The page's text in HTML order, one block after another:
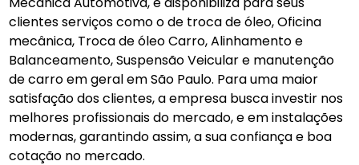
clientes serviços como o de troca de óleo, Oficina
mecânica, Troca de óleo Carro, Alinhamento e
Balanceamento, Suspensão Veicular e manutenção
de carro em geral em São Paulo. Para uma maior
satisfação dos clientes, a empresa busca investir nos
melhores profissionais do mercado, e em instalações
modernas, garantindo assim, a sua confiança e boa
cotação no mercado.